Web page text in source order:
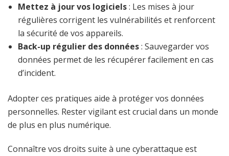
Mettez à jour vos logiciels: Les mises à jour
régulières corrigent les vulnérabilités et renforcent
la sécurité de vos appareils.
Back-up régulier des données: Sauvegarder vos
données permet de les récupérer facilement en cas
d’incident.
Adopter ces pratiques aide à protéger vos données
personnelles. Rester vigilant est crucial dans un monde
de plus en plus numérique.
Connaître vos droits suite à une cyberattaque est